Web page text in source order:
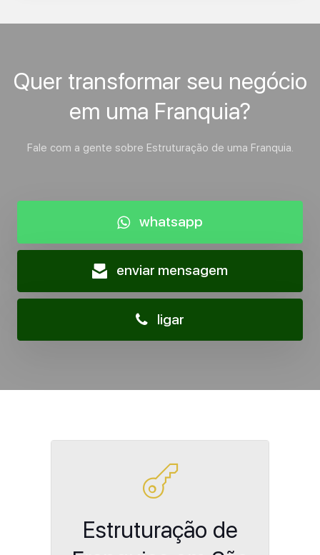
Quer transformar seu negócio
em uma Franquia?
Fale com a gente sobre Estruturação de uma Franquia.
whatsapp
enviar mensagem
ligar
Estruturação de